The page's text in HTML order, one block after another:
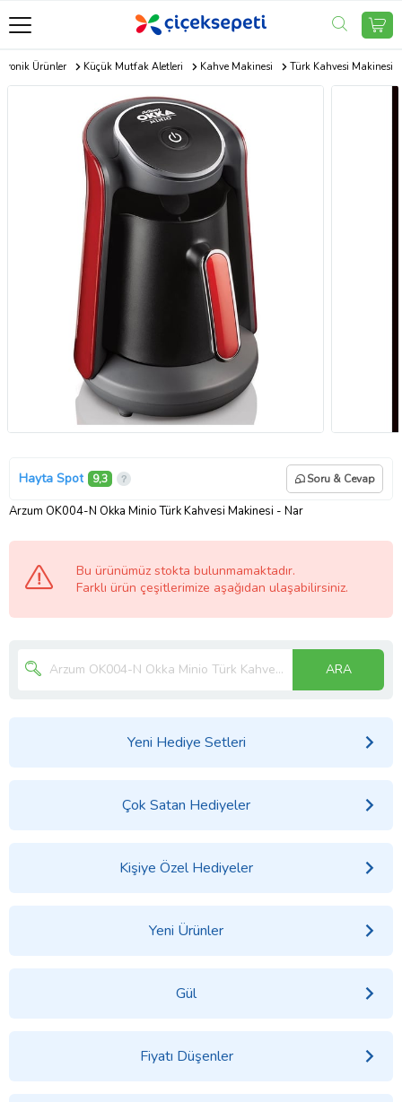
Ürünler Küçük Mutfak Aletleri Kahve Makinesi Türk Kahvesi Makinesi
Hayta Spot 9,3 Soru & Cevap
Arzum OK004-N Okka Minio Türk Kahvesi Makinesi - Nar
Bu ürünümüz stokta bulunmamaktadır.
Farklı ürün çeşitlerimize aşağıdan ulaşabilirsiniz.
ARA
Yeni Hediye Setleri
Çok Satan Hediyeler
Kişiye Özel Hediyeler
Yeni Ürünler
Gül
Fiyatı Düşenler